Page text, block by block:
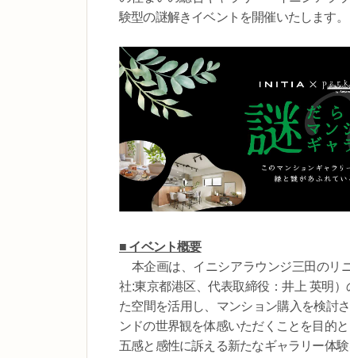
験型の謎解きイベントを開催いたします。
■ イベント概要
本企画は、イニシアラウンジ三田のリ
社:東京都港区、代表取締役：井上 英明
た空間を活用し、マンション購入を検討
ンドの世界観を体感いただくことを目的
五感と感性に訴える新たなギャラリー体